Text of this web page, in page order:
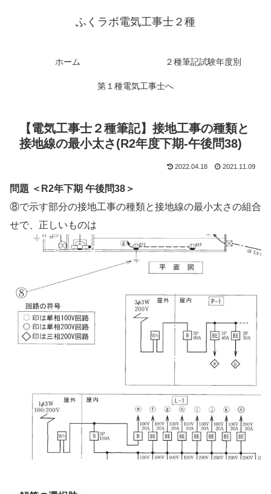
ふくラボ電気工事士２種
ホーム ２種筆記試験年度別
第１種電気工事士へ
【電気工事士２種筆記】接地工事の種類と
接地線の最小太さ(R2年度下期-午後問38)
2022.04.18 2021.11.09
問題 ＜R2年下期 午後問38＞
⑧で示す部分の接地工事の種類と接地線の最小太さの組合
せで、正しいものは